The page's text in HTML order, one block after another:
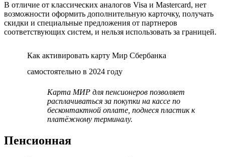
В отличие от классических аналогов Visa и Mastercard, нет
возможности оформить дополнительную карточку, получать
скидки и специальные предложения от партнеров
соответствующих систем, и нельзя использовать за границей.
Как активировать карту Мир Сбербанка
самостоятельно в 2024 году
Карта МИР для пенсионеров позволяет
расплачиваться за покупки на кассе по
бесконтактной оплате, поднеся пластик к
платёжному терминалу.
Пенсионная